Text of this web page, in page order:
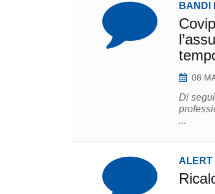
BANDI
08
Di
professionali. In particolare le posizioni da
...
ALERT